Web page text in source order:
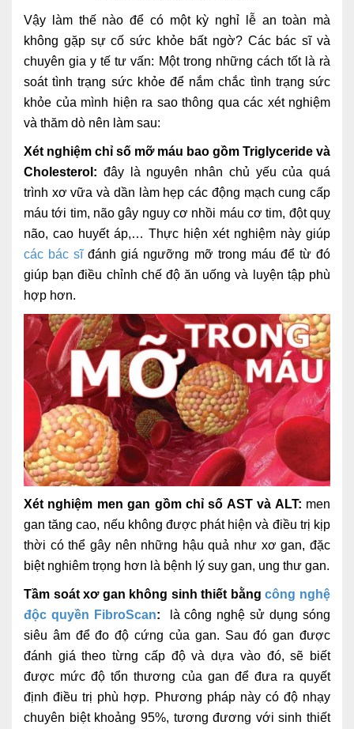
Gói quản lý mạn tính
Bác sĩ online - Tư vấn từ xa
Nhà thuốc GPP
Dịch vụ Y tế Cơ quan – MEDI-OFFICE
Dịch vụ Y tế gia đình – MEDI-HOME
Lấy mẫu xét nghiệm tại nhà
Bảo hiểm Y tế
Bảo lãnh viện phí HỎI ĐÁP
TUYỂN DỤNG TRA CỨU HỒ SƠ
Vậy làm thế nào để có một kỳ nghỉ lễ an toàn mà
không gặp sự cố sức khỏe bất ngờ? Các bác sĩ và
chuyên gia y tế tư vấn: Một trong những cách tốt là rà
soát tình trạng sức khỏe để nắm chắc tình trạng sức
khỏe của mình hiện ra sao thông qua các xét nghiệm
và thăm dò nên làm sau:
Xét nghiệm chỉ số mỡ máu bao gồm Triglyceride và
Cholesterol: đây là nguyên nhân chủ yếu của quá
trình xơ vữa và dần làm hẹp các động mạch cung cấp
máu tới tim, não gây nguy cơ nhồi máu cơ tim, đột quỵ
não, cao huyết áp,… Thực hiện xét nghiệm này giúp
các bác sĩđánh giá ngưỡng mỡ trong máu để từ đó
giúp bạn điều chỉnh chế độ ăn uống và luyện tập phù
hợp hơn.
Xét nghiệm men gan gồm chỉ số AST và ALT: men
gan tăng cao, nếu không được phát hiện và điều trị kịp
thời có thể gây nên những hậu quả như xơ gan, đặc
biệt nghiêm trọng hơn là bệnh lý suy gan, ung thư gan.
Tầm soát xơ gan không sinh thiết bằngcông nghệ
độc quyền FibroScan: là công nghệ sử dụng sóng
siêu âm để đo độ cứng của gan. Sau đó gan được
đánh giá theo từng cấp độ và dựa vào đó, sẽ biết
được mức độ tổn thương của gan để đưa ra quyết
định điều trị phù hợp. Phương pháp này có độ nhạy
chuyên biệt khoảng 95%, tương đương với sinh thiết